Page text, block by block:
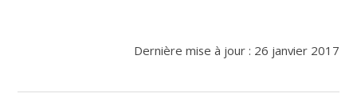
Dernière mise à jour : 26 janvier 2017